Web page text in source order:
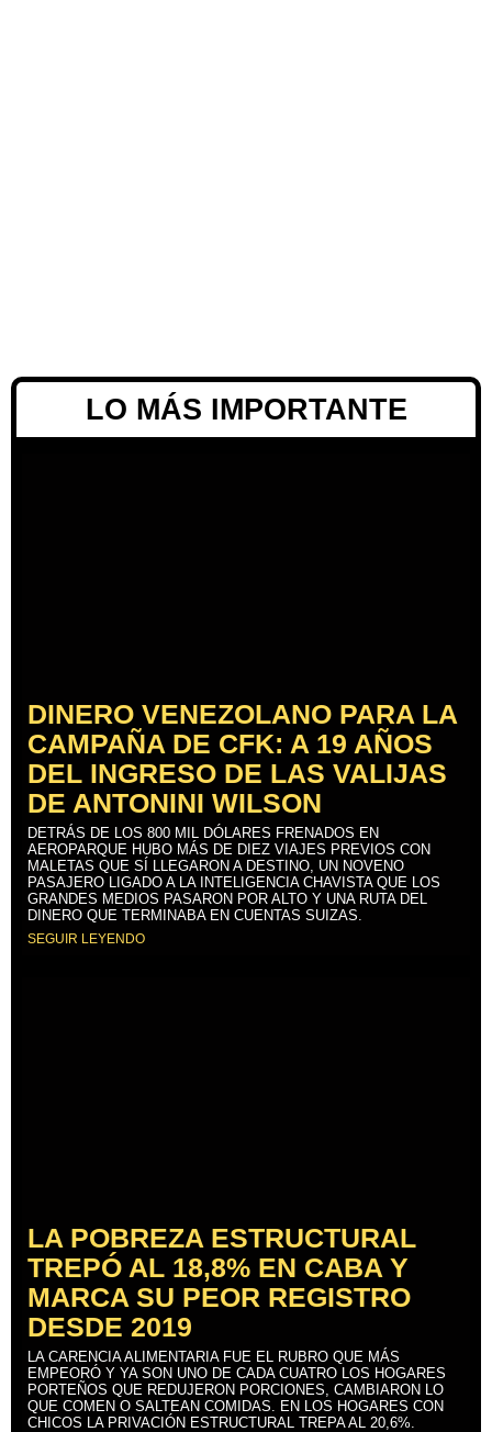
LO MÁS IMPORTANTE
DINERO VENEZOLANO PARA LA
CAMPAÑA DE CFK: A 19 AÑOS
DEL INGRESO DE LAS VALIJAS
DE ANTONINI WILSON
DETRÁS DE LOS 800 MIL DÓLARES FRENADOS EN
AEROPARQUE HUBO MÁS DE DIEZ VIAJES PREVIOS CON
MALETAS QUE SÍ LLEGARON A DESTINO, UN NOVENO
PASAJERO LIGADO A LA INTELIGENCIA CHAVISTA QUE LOS
GRANDES MEDIOS PASARON POR ALTO Y UNA RUTA DEL
DINERO QUE TERMINABA EN CUENTAS SUIZAS.
SEGUIR LEYENDO
LA POBREZA ESTRUCTURAL
TREPÓ AL 18,8% EN CABA Y
MARCA SU PEOR REGISTRO
DESDE 2019
LA CARENCIA ALIMENTARIA FUE EL RUBRO QUE MÁS
EMPEORÓ Y YA SON UNO DE CADA CUATRO LOS HOGARES
PORTEÑOS QUE REDUJERON PORCIONES, CAMBIARON LO
QUE COMEN O SALTEAN COMIDAS. EN LOS HOGARES CON
CHICOS LA PRIVACIÓN ESTRUCTURAL TREPA AL 20,6%.